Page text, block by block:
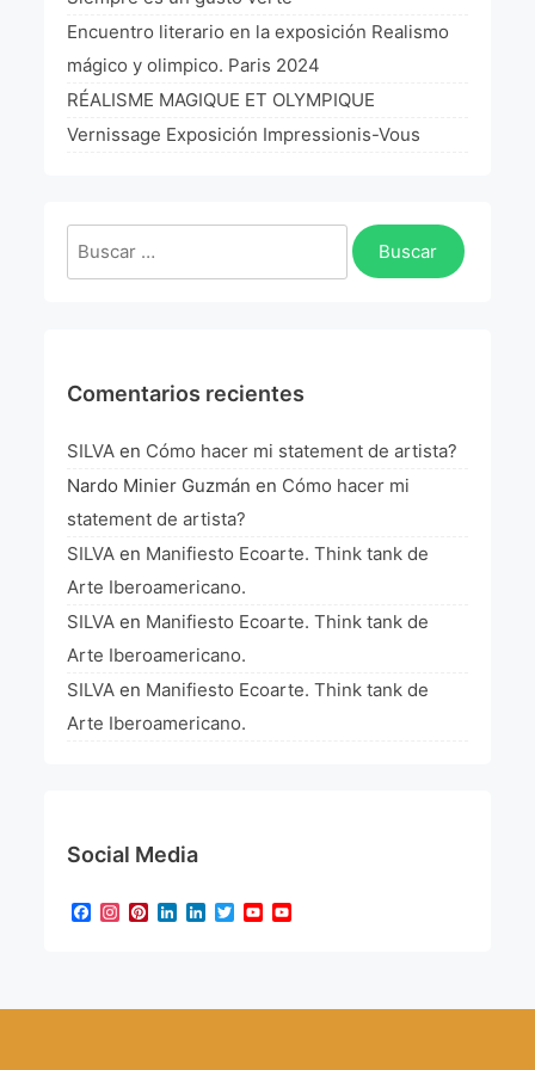
La Fórmula Científica Del Arte
Manifiesto Ecoarte
Association Paris
Encuentro literario en la exposición Realismo
mágico y olimpico. Paris 2024
RÉALISME MAGIQUE ET OLYMPIQUE
Vernissage Exposición Impressionis-Vous
Buscar:
Comentarios recientes
SILVA en Cómo hacer mi statement de artista?
Nardo Minier Guzmán en Cómo hacer mi
statement de artista?
SILVA en Manifiesto Ecoarte. Think tank de
Arte Iberoamericano.
SILVA en Manifiesto Ecoarte. Think tank de
Arte Iberoamericano.
SILVA en Manifiesto Ecoarte. Think tank de
Arte Iberoamericano.
Social Media
Facebook
Instagram
Pinterest
LinkedIn
LinkedIn
TwitterYouTube